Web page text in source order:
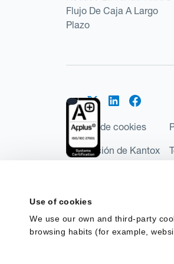
Use of cookies
We use our own and third-party
browsing habits (for example,
Flujo De Caja A Largo
Plazo
Política de cookies
Regulación de Kantox
Kantox Limited está
Regulations 2017). Kantox
España como Entidad de